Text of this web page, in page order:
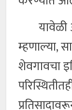
यावेळी
म्हणाल्या,
शेवगावचा